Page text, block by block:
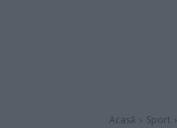
Acasă Sport